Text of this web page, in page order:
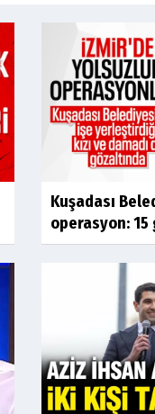
Kuşadası
operasyon: 15